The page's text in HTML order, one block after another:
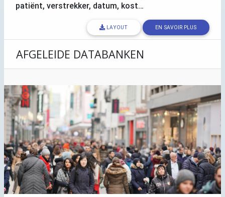
patiënt, verstrekker, datum, kost…
LAYOUT EN SAVOIR PLUS
AFGELEIDE DATABANKEN